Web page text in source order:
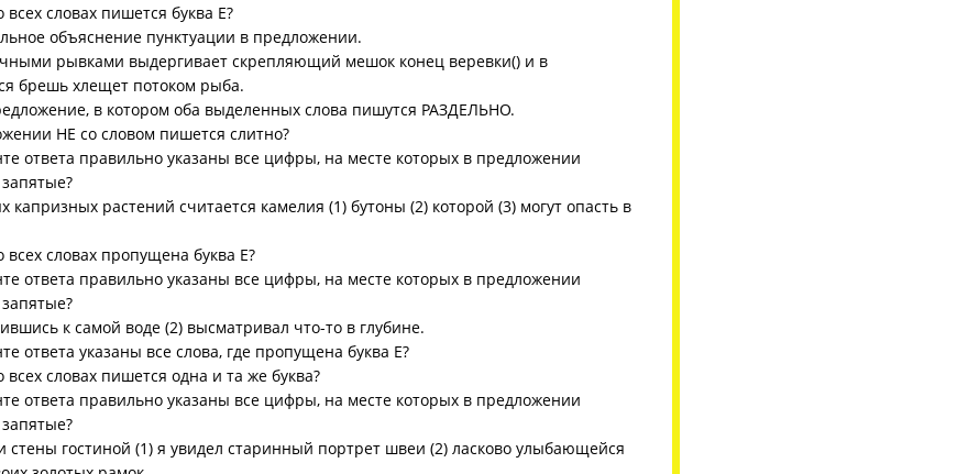
всех словах пишется буква Е?
объяснение пунктуации в предложении.
рывками выдергивает скрепляющий мешок конец веревки() и в
брешь хлещет потоком рыба.
в котором оба выделенных слова пишутся РАЗДЕЛЬНО.
НЕ со словом пишется слитно?
ответа правильно указаны все цифры, на месте которых в предложении
растений считается камелия (1) бутоны (2) которой (3) могут опасть в
всех словах пропущена буква Е?
ответа правильно указаны все цифры, на месте которых в предложении
к самой воде (2) высматривал что-то в глубине.
ответа указаны все слова, где пропущена буква Е?
всех словах пишется одна и та же буква?
ответа правильно указаны все цифры, на месте которых в предложении
стены гостиной (1) я увидел старинный портрет швеи (2) ласково улыбающейся